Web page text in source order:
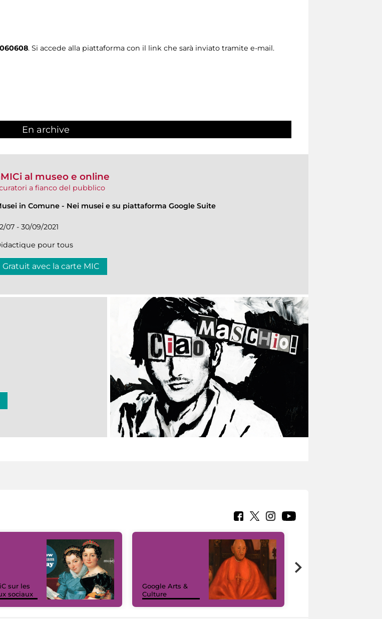
060608. Si accede alla piattaforma con il link che sarà inviato tramite e-mail.
En archive
al museo e online
a fianco del pubblico
in Comune - Nei musei e su piattaforma Google Suite
07 - 30/09/2021
pour tous
Gratuit avec la carte MIC
sur les
sociaux
Google Arts &
Culture